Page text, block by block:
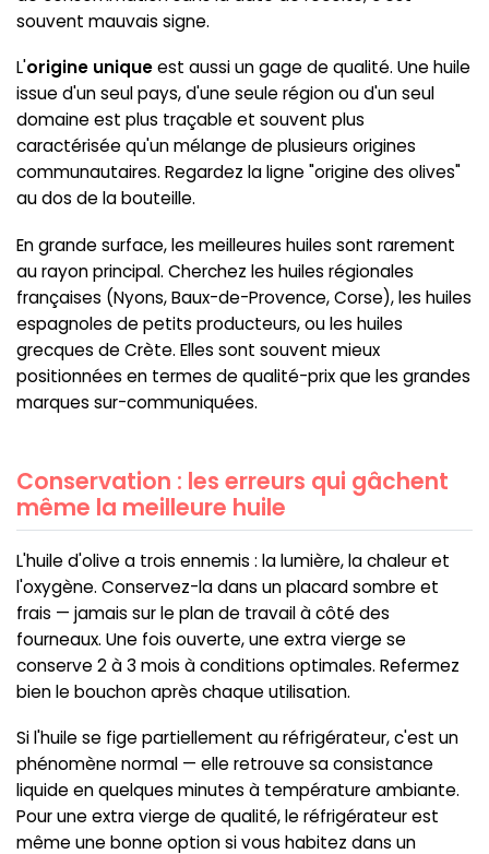
souvent mauvais signe.
L'origine uniqueest aussi un gage de qualité. Une huile
issue d'un seul pays, d'une seule région ou d'un seul
domaine est plus traçable et souvent plus
caractérisée qu'un mélange de plusieurs origines
communautaires. Regardez la ligne "origine des olives"
au dos de la bouteille.
En grande surface, les meilleures huiles sont rarement
au rayon principal. Cherchez les huiles régionales
françaises (Nyons, Baux-de-Provence, Corse), les huiles
espagnoles de petits producteurs, ou les huiles
grecques de Crète. Elles sont souvent mieux
positionnées en termes de qualité-prix que les grandes
marques sur-communiquées.
Conservation : les erreurs qui gâchent
même la meilleure huile
L'huile d'olive a trois ennemis : la lumière, la chaleur et
l'oxygène. Conservez-la dans un placard sombre et
frais — jamais sur le plan de travail à côté des
fourneaux. Une fois ouverte, une extra vierge se
conserve 2 à 3 mois à conditions optimales. Refermez
bien le bouchon après chaque utilisation.
Si l'huile se fige partiellement au réfrigérateur, c'est un
phénomène normal — elle retrouve sa consistance
liquide en quelques minutes à température ambiante.
Pour une extra vierge de qualité, le réfrigérateur est
même une bonne option si vous habitez dans un